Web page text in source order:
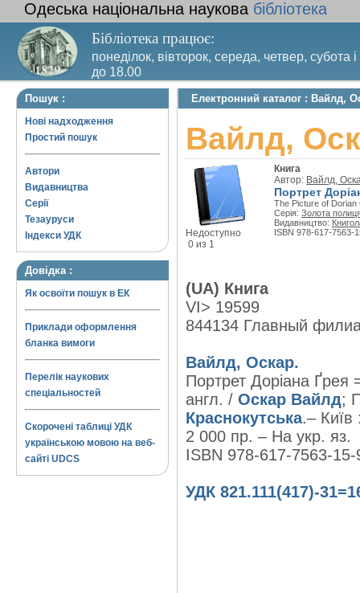
Одеська національна наукова бібліотека
Бібліотека працює:
понеділок, вівторок, середа, четвер, субота
до 18.00
Вихідний день – п’ятниця. Останній четвер
Пошук :
Нові надходження
Простий пошук
Автори
Видавництва
Серії
Тезауруси
Індекси УДК
Довідка :
Як освоїти пошук в ЕК
Приклади оформлення
бланка вимоги
Перелік наукових
спеціальностей
Скорочені таблиці УДК
українською мовою на веб-
сайті UDCS
Електронний каталог : Вайлд,
Вайлд,
Недоступно
0 из 1
Книга
Автор: Вайлд,
Портрет
The Picture of Dorian
Серія: Золота
Видавництво:
ISBN 978-617-7563-
(UA) Книга
VI> 19599
844134 Главный
Вайлд, Оскар.
Портрет Доріана
англ. / Оскар Вайлд;
Краснокутська.– Київ
2 000 пр. – На укр. яз.
ISBN 978-617-7563-15-
УДК 821.111(417)-